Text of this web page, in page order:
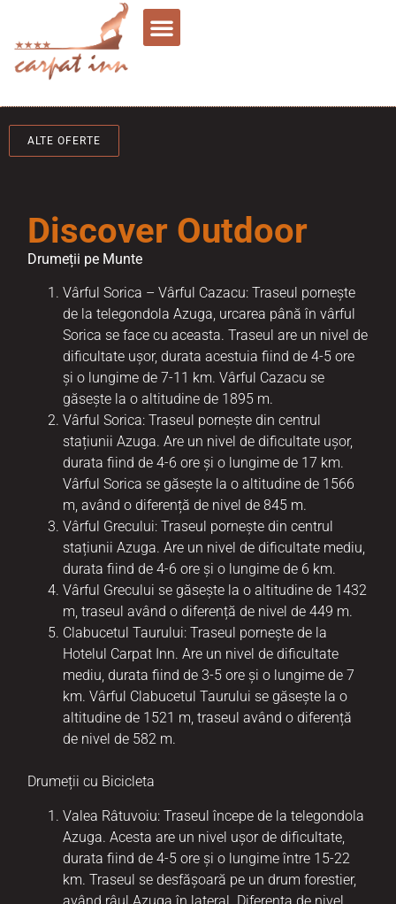
ALTE OFERTE
Discover Outdoor
Drumeții pe Munte
Vârful Sorica – Vârful Cazacu: Traseul pornește
de la telegondola Azuga, urcarea până în vârful
Sorica se face cu aceasta. Traseul are un nivel de
dificultate ușor, durata acestuia fiind de 4-5 ore
și o lungime de 7-11 km. Vârful Cazacu se
găsește la o altitudine de 1895 m.
Vârful Sorica: Traseul pornește din centrul
stațiunii Azuga. Are un nivel de dificultate ușor,
durata fiind de 4-6 ore și o lungime de 17 km.
Vârful Sorica se găsește la o altitudine de 1566
m, având o diferență de nivel de 845 m.
Vârful Grecului: Traseul pornește din centrul
stațiunii Azuga. Are un nivel de dificultate mediu,
durata fiind de 4-6 ore și o lungime de 6 km.
Vârful Grecului se găsește la o altitudine de 1432
m, traseul având o diferență de nivel de 449 m.
Clabucetul Taurului: Traseul pornește de la
Hotelul Carpat Inn. Are un nivel de dificultate
mediu, durata fiind de 3-5 ore și o lungime de 7
km. Vârful Clabucetul Taurului se găsește la o
altitudine de 1521 m, traseul având o diferență
de nivel de 582 m.
Drumeții cu Bicicleta
Valea Râtuvoiu: Traseul începe de la telegondola
Azuga. Acesta are un nivel ușor de dificultate,
durata fiind de 4-5 ore și o lungime între 15-22
km. Traseul se desfășoară pe un drum forestier,
având râul Azuga în lateral. Diferența de nivel